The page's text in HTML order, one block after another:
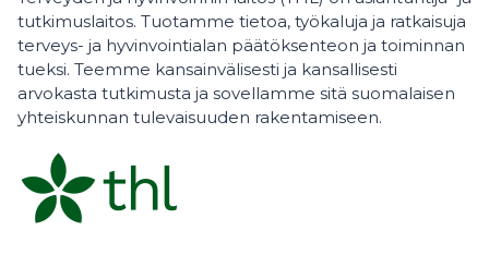
tutkimuslaitos. Tuotamme tietoa, työkaluja ja ratkaisuja
terveys- ja hyvinvointialan päätöksenteon ja toiminnan
tueksi. Teemme kansainvälisesti ja kansallisesti
arvokasta tutkimusta ja sovellamme sitä suomalaisen
yhteiskunnan tulevaisuuden rakentamiseen.